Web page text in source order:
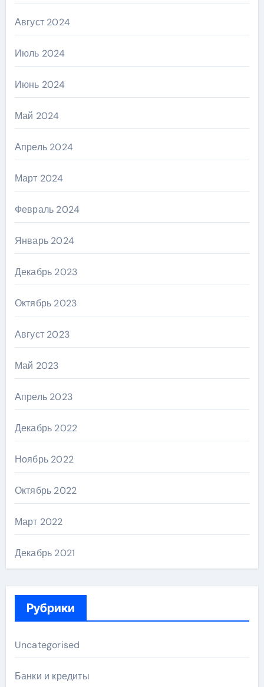
Август 2024
Июль 2024
Июнь 2024
Май 2024
Апрель 2024
Март 2024
Февраль 2024
Январь 2024
Декабрь 2023
Октябрь 2023
Август 2023
Май 2023
Апрель 2023
Декабрь 2022
Ноябрь 2022
Октябрь 2022
Март 2022
Декабрь 2021
Рубрики
Uncategorised
Банки и кредиты